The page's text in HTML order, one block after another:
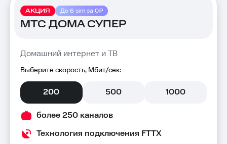
АКЦИЯ До 6 sim за 0₽
МТС ДОМА СУПЕР
Домашний интернет и ТВ
Выберите скорость, Мбит/сек:
200 500 1000
более 250 каналов
Технология подключения FTTX